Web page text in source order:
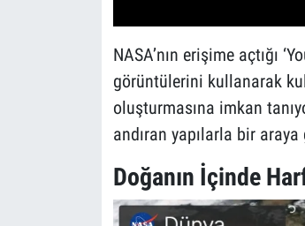
NASA’nın erişime açtığı
görüntülerini kullanarak
oluşturmasına imkan
andıran yapılarla bir
Doğanın İçinde